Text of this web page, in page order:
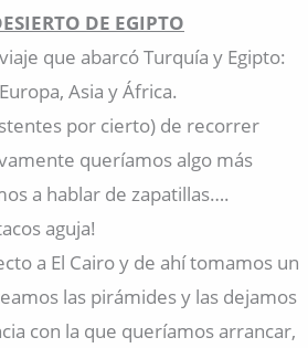
DE EGIPTO
que abarcó Turquía y Egipto:
Asia y África.
por cierto) de recorrer
queríamos algo más
a hablar de zapatillas….
aguja!
a El Cairo y de ahí tomamos un
las pirámides y las dejamos
con la que queríamos arrancar,